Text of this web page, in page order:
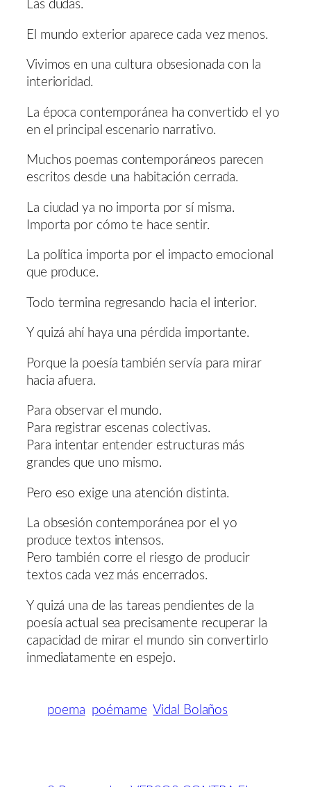
Las dudas.
El mundo exterior aparece cada vez menos.
Vivimos en una cultura obsesionada con la
interioridad.
La época contemporánea ha convertido el yo
en el principal escenario narrativo.
Muchos poemas contemporáneos parecen
escritos desde una habitación cerrada.
La ciudad ya no importa por sí misma.
Importa por cómo te hace sentir.
La política importa por el impacto emocional
que produce.
Todo termina regresando hacia el interior.
Y quizá ahí haya una pérdida importante.
Porque la poesía también servía para mirar
hacia afuera.
Para observar el mundo.
Para registrar escenas colectivas.
Para intentar entender estructuras más
grandes que uno mismo.
Pero eso exige una atención distinta.
La obsesión contemporánea por el yo
produce textos intensos.
Pero también corre el riesgo de producir
textos cada vez más encerrados.
Y quizá una de las tareas pendientes de la
poesía actual sea precisamente recuperar la
capacidad de mirar el mundo sin convertirlo
inmediatamente en espejo.
poema poémame Vidal Bolaños